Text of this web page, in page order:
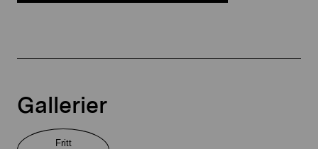
Gallerier
Fritt